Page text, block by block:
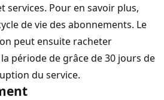
services. Pour en savoir plus,
de vie des abonnements. Le
peut ensuite racheter
période de grâce de 30 jours de
du service.